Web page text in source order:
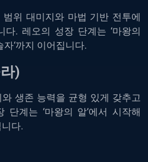
범위 대미지와 마법 기반 전투에
다. 레오의 성장 단계는 ‘마왕의
자‘까지 이어집니다.
)
와 생존 능력을 균형 있게 갖추고
단계는 ‘마왕의 알‘에서 시작해
다.